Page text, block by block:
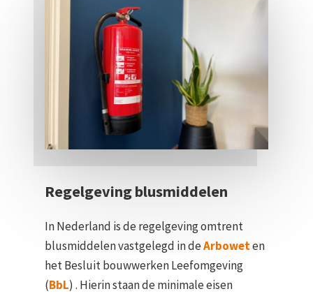
Regelgeving blusmiddelen
In Nederland is de regelgeving omtrent
blusmiddelen vastgelegd in deArboweten
het Besluit bouwwerken Leefomgeving
(BbL) . Hierin staan de minimale eisen